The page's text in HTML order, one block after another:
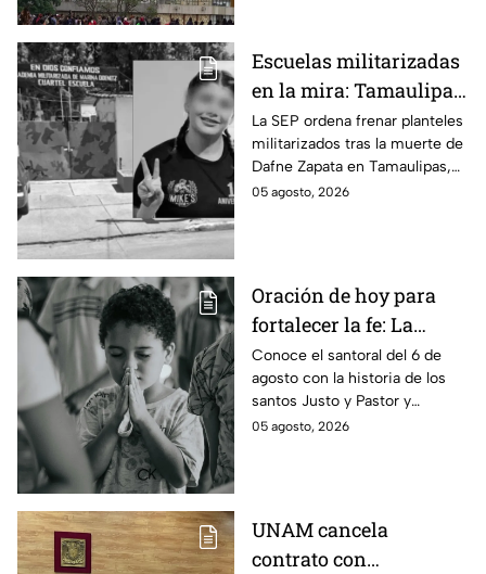
Escuelas militarizadas
en la mira: Tamaulipas
acata cierre de
planteles tras el caso
Dafne Zapata; otros
estados defienden su
La SEP ordena frenar planteles
militarizados tras la muerte de
Dafne Zapata en Tamaulipas,
generando el cierre de cinco
05 agosto, 2026
Oración de hoy para
fortalecer la fe: La
plegaria para pedirle a
los Santos Justo y
Pastor por la
protección de la
Conoce el santoral del 6 de
agosto con la historia de los
santos Justo y Pastor y
descubre la oración devocional
05 agosto, 2026
UNAM cancela
contrato con